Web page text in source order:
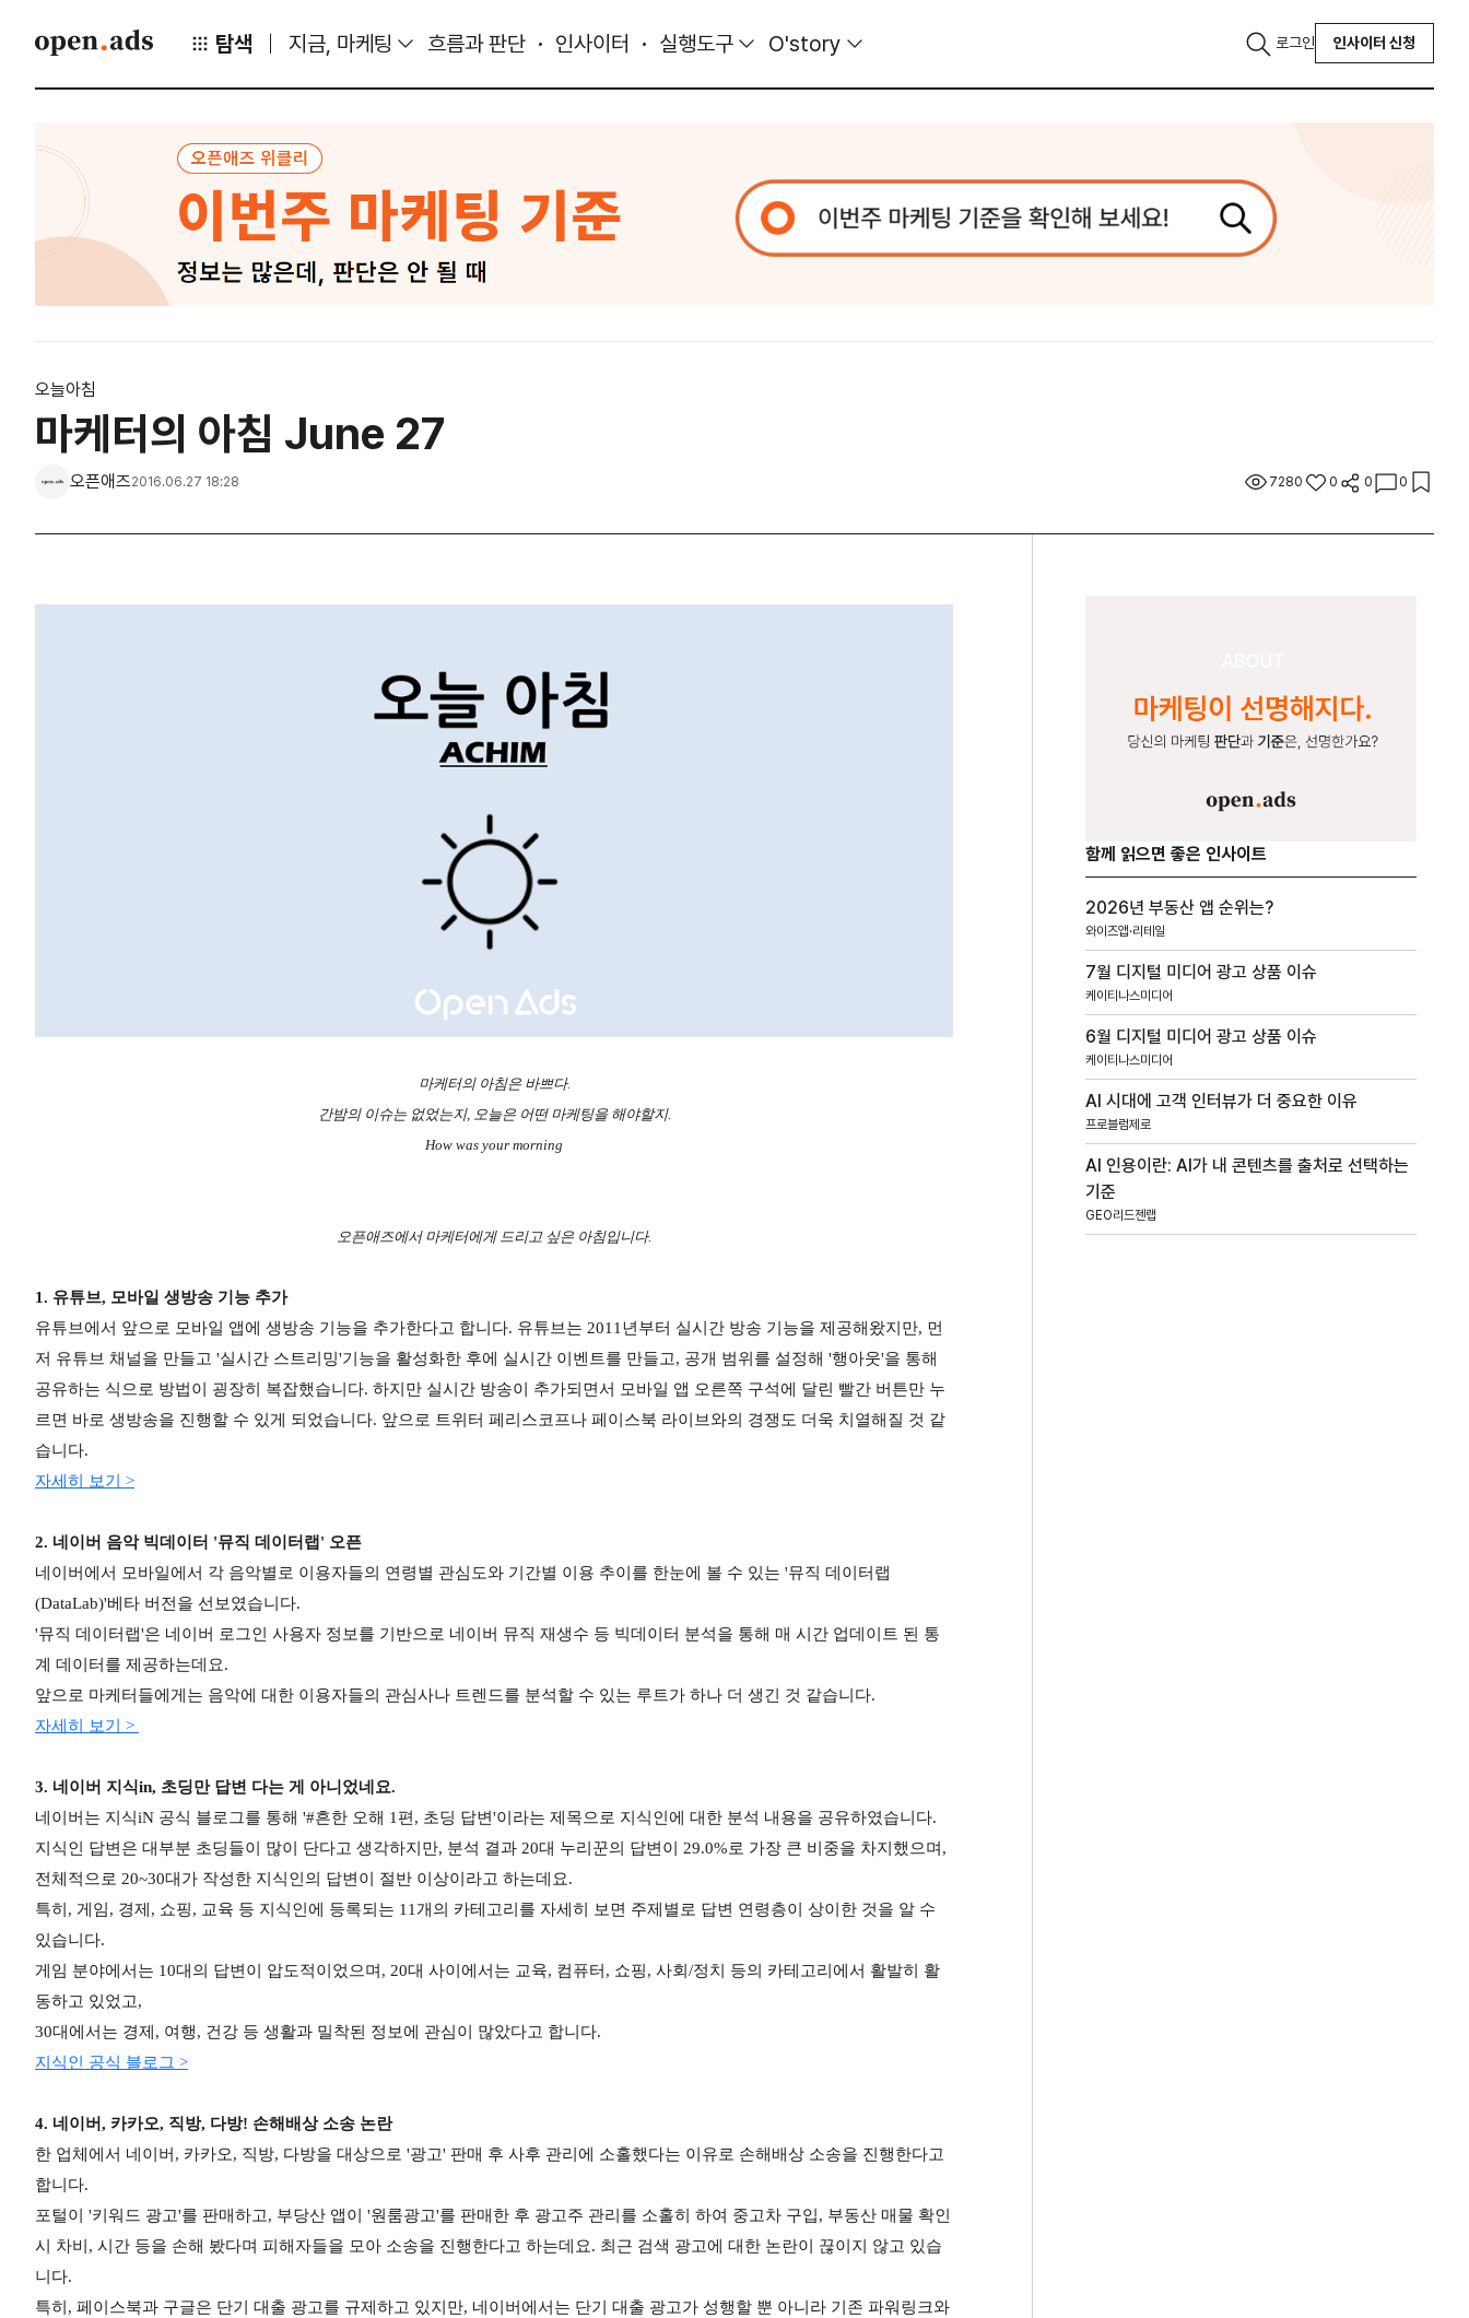
탐색 지금, 마케팅 흐름과 판단 인사이터 실행도구 O'story 로그인 인사이터 신청
오늘아침
마케터의 아침 June 27
오픈애즈2016.06.27 18:28 7280 0 0 0
마케터의 아침은 바쁘다.
간밤의 이슈는 없었는지, 오늘은 어떤 마케팅을 해야할지.
How was your morning
오픈애즈에서 마케터에게 드리고 싶은 아침입니다.
1. 유튜브, 모바일 생방송 기능 추가
유튜브에서 앞으로 모바일 앱에 생방송 기능을 추가한다고 합니다. 유튜브는 2011년부터 실시간 방송 기능을 제공해왔지만, 먼
저 유튜브 채널을 만들고 '실시간 스트리밍'기능을 활성화한 후에 실시간 이벤트를 만들고, 공개 범위를 설정해 '행아웃'을 통해
공유하는 식으로 방법이 굉장히 복잡했습니다. 하지만 실시간 방송이 추가되면서 모바일 앱 오른쪽 구석에 달린 빨간 버튼만 누
르면 바로 생방송을 진행할 수 있게 되었습니다. 앞으로 트위터 페리스코프나 페이스북 라이브와의 경쟁도 더욱 치열해질 것 같
습니다.
자세히 보기 >
2. 네이버 음악 빅데이터 '뮤직 데이터랩' 오픈
네이버에서 모바일에서 각 음악별로 이용자들의 연령별 관심도와 기간별 이용 추이를 한눈에 볼 수 있는 '뮤직 데이터랩
(DataLab)'베타 버전을 선보였습니다.
'뮤직 데이터랩'은 네이버 로그인 사용자 정보를 기반으로 네이버 뮤직 재생수 등 빅데이터 분석을 통해 매 시간 업데이트 된 통
계 데이터를 제공하는데요.
앞으로 마케터들에게는 음악에 대한 이용자들의 관심사나 트렌드를 분석할 수 있는 루트가 하나 더 생긴 것 같습니다.
자세히 보기 >
3. 네이버 지식in, 초딩만 답변 다는 게 아니었네요.
네이버는 지식iN 공식 블로그를 통해 '#흔한 오해 1편, 초딩 답변'이라는 제목으로 지식인에 대한 분석 내용을 공유하였습니다.
지식인 답변은 대부분 초딩들이 많이 단다고 생각하지만, 분석 결과 20대 누리꾼의 답변이 29.0%로 가장 큰 비중을 차지했으며,
전체적으로 20~30대가 작성한 지식인의 답변이 절반 이상이라고 하는데요.
특히, 게임, 경제, 쇼핑, 교육 등 지식인에 등록되는 11개의 카테고리를 자세히 보면 주제별로 답변 연령층이 상이한 것을 알 수
있습니다.
게임 분야에서는 10대의 답변이 압도적이었으며, 20대 사이에서는 교육, 컴퓨터, 쇼핑, 사회/정치 등의 카테고리에서 활발히 활
동하고 있었고,
30대에서는 경제, 여행, 건강 등 생활과 밀착된 정보에 관심이 많았다고 합니다.
지식인 공식 블로그 >
4. 네이버, 카카오, 직방, 다방! 손해배상 소송 논란
한 업체에서 네이버, 카카오, 직방, 다방을 대상으로 '광고' 판매 후 사후 관리에 소홀했다는 이유로 손해배상 소송을 진행한다고
합니다.
포털이 '키워드 광고'를 판매하고, 부당산 앱이 '원룸광고'를 판매한 후 광고주 관리를 소홀히 하여 중고차 구입, 부동산 매물 확인
시 차비, 시간 등을 손해 봤다며 피해자들을 모아 소송을 진행한다고 하는데요. 최근 검색 광고에 대한 논란이 끊이지 않고 있습
니다.
특히, 페이스북과 구글은 단기 대출 광고를 규제하고 있지만, 네이버에서는 단기 대출 광고가 성행할 뿐 아니라 기존 파워링크와
함께 읽으면 좋은 인사이트
2026년 부동산 앱 순위는?
와이즈앱·리테일
7월 디지털 미디어 광고 상품 이슈
케이티나스미디어
6월 디지털 미디어 광고 상품 이슈
케이티나스미디어
AI 시대에 고객 인터뷰가 더 중요한 이유
프로블럼제로
AI 인용이란: AI가 내 콘텐츠를 출처로 선택하는
기준
GEO리드젠랩